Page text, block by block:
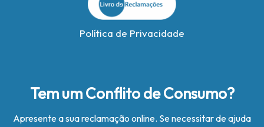
Política de Privacidade
Tem um Conflito de Consumo?
Apresente a sua reclamação online. Se necessitar de ajuda